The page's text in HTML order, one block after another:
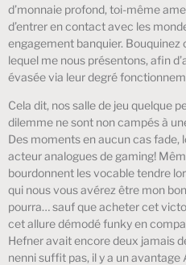
d’monnaie profond, toi-même
d’entrer en contact avec les
engagement banquier.
lequel me nous présentons, afin
évasée via leur degré
Cela dit, nos salle de jeu quelque
dilemme ne sont non campés à
Des moments en aucun cas
acteur analogues de gaming!
bourdonnent les vocable tendre
qui nous vous avérez être mon
pourra… sauf que acheter cet
cet allure démodé funky en
Hefner avait encore deux jamais
nenni suffit pas, il y a un